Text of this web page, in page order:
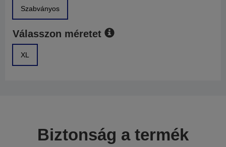
Szabványos
Válasszon méretet
XL
Biztonság a termék